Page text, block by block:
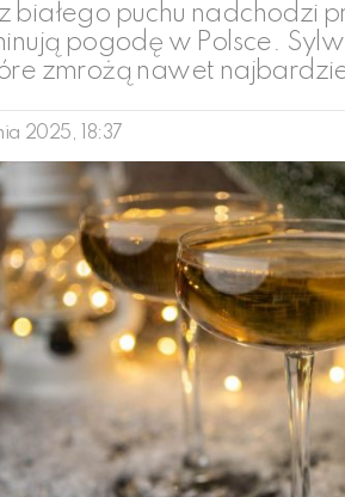
białego puchu nadchodzi
pogodę w Polsce.
zmrożą nawet
2025, 18:37